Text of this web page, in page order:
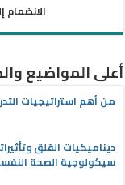
الانضمام إلى 27.6 من آلاف
أعلى المواضيع
من أهم استراتيجيات
ديناميكيات القلق
سيكولوجية الصحة